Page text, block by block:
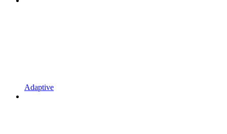
Adaptive